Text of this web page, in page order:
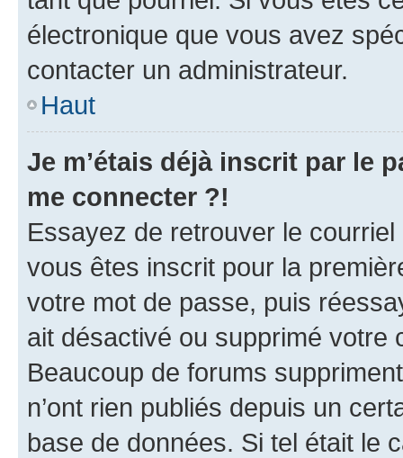
électronique que vous avez
contacter un administrateur.
Haut
Je m’étais déjà inscrit par le
me connecter ?!
Essayez de retrouver le
vous êtes inscrit pour la
votre mot de passe, puis
ait désactivé ou supprimé votre
Beaucoup de forums
n’ont rien publiés depuis un
base de données. Si tel était le